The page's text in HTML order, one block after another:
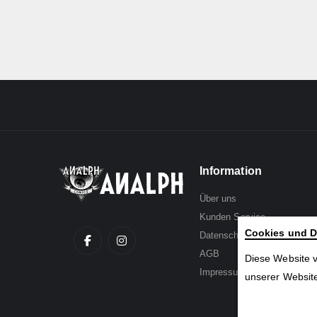
Information
Über uns
Kunden Service
Datenschutz
AGB
Impressum
Cookies und
Diese Website
unserer